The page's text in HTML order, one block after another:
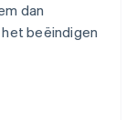
dan
beëindigen